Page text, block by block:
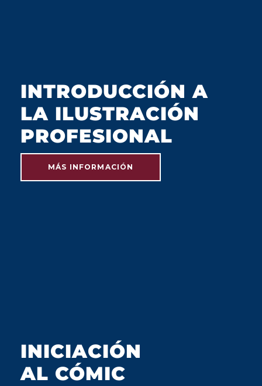
INTRODUCCIÓN A
LA ILUSTRACIÓN
PROFESIONAL
MÁS INFORMACIÓN
INICIACIÓN
AL CÓMIC